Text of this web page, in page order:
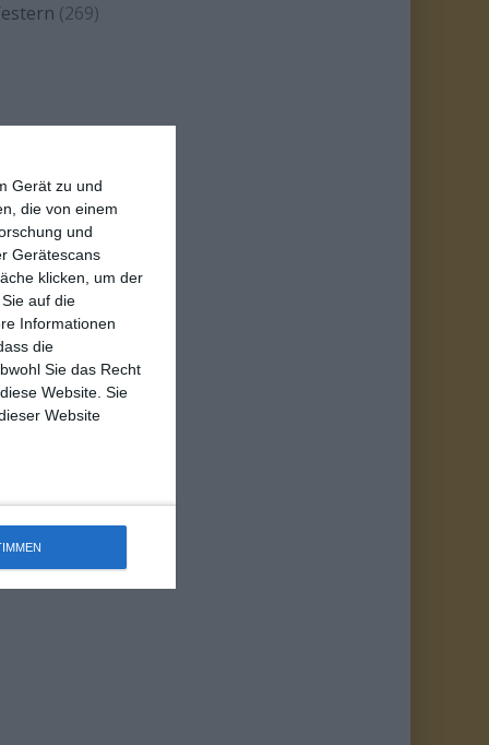
Gerät zu und
die von einem
und
Gerätescans
klicken, um der
auf die
Informationen
die
Sie das Recht
Website. Sie
Website
(269)